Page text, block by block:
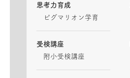
思考力育成
ピグマリオン学育
受検講座
附小受検講座